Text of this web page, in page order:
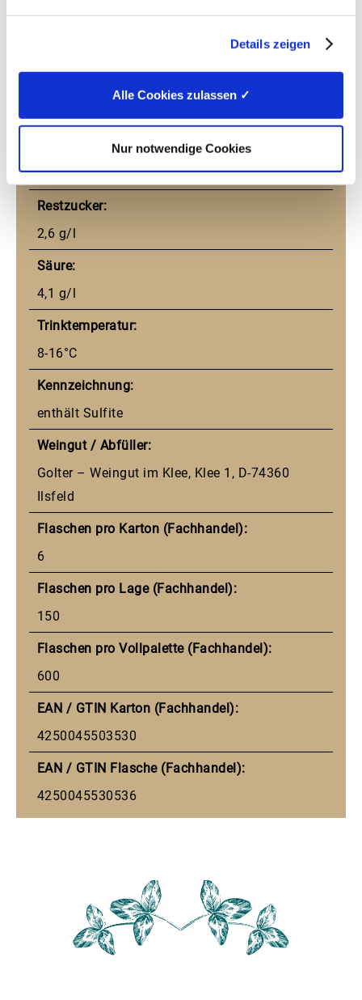
Details zeigen
Alle Cookies zulassen ✓
Nur notwendige Cookies
Klassifizierung:
12% vol
Restzucker:
2,6 g/l
Säure:
4,1 g/l
Trinktemperatur:
8-16°C
Kennzeichnung:
enthält Sulfite
Weingut / Abfüller:
Golter – Weingut im Klee, Klee 1, D-74360
Ilsfeld
Flaschen pro Karton (Fachhandel):
6
Flaschen pro Lage (Fachhandel):
150
Flaschen pro Vollpalette (Fachhandel):
600
EAN / GTIN Karton (Fachhandel):
4250045503530
EAN / GTIN Flasche (Fachhandel):
4250045530536